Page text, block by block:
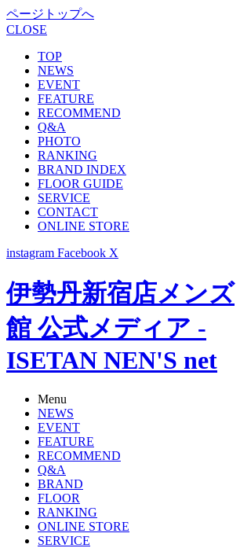
ページトップへ
CLOSE
TOP
NEWS
EVENT
FEATURE
RECOMMEND
Q&A
PHOTO
RANKING
BRAND INDEX
FLOOR GUIDE
SERVICE
CONTACT
ONLINE STORE
instagram Facebook X
伊勢丹新宿店メンズ
館 公式メディア -
ISETAN NEN'S net
Menu
NEWS
EVENT
FEATURE
RECOMMEND
Q&A
BRAND
FLOOR
RANKING
ONLINE STORE
SERVICE